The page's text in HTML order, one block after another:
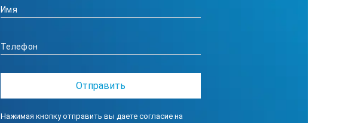
Нажимая кнопку отправить вы даете согласие на